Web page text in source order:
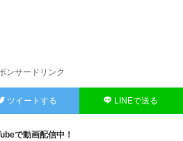
ンサードリンク
ツイートする LINEで送る
で動画配信中！